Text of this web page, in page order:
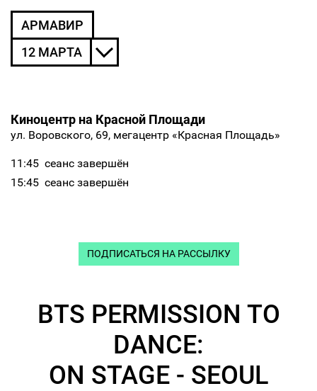
АРМАВИР
12 МАРТА
Киноцентр на Красной Площади
ул. Воровского, 69, мегацентр «Красная Площадь»
11:45 сеанс завершён
15:45 сеанс завершён
ПОДПИСАТЬСЯ НА РАССЫЛКУ
BTS PERMISSION TO
DANCE:
ON STAGE - SEOUL